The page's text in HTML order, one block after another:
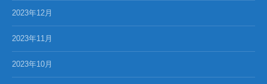
2023年12月
2023年11月
2023年10月